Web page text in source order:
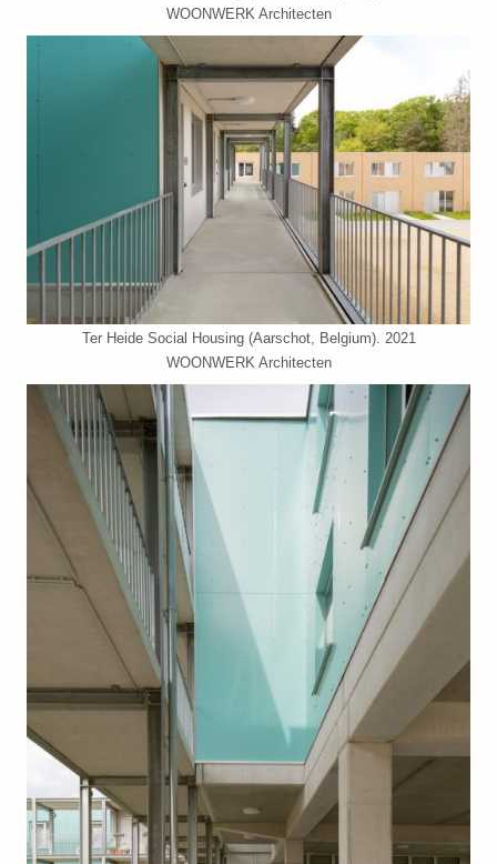
WOONWERK Architecten
Ter Heide Social Housing (Aarschot, Belgium). 2021
WOONWERK Architecten